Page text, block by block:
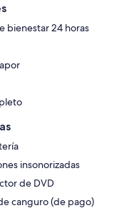
bienestar 24 horas
insonorizadas
de DVD
canguro (de pago)